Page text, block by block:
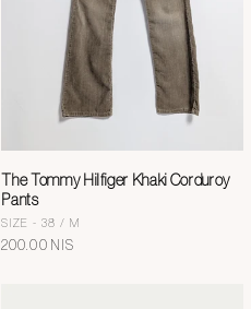
The Tommy Hilfiger Khaki Corduroy
Pants
SIZE - 38 / M
מחיר
200.00 NIS